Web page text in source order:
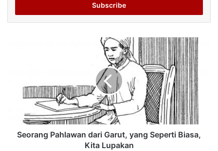
Seorang Pahlawan dari Garut, yang Seperti Biasa,
Kita Lupakan